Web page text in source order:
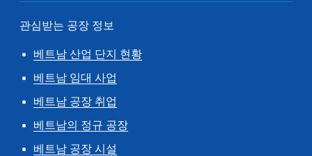
관심받는 공장 정보
베트남 산업 단지 현황
베트남 임대 사업
베트남 공장 취업
베트남의 정규 공장
베트남 공장 시설